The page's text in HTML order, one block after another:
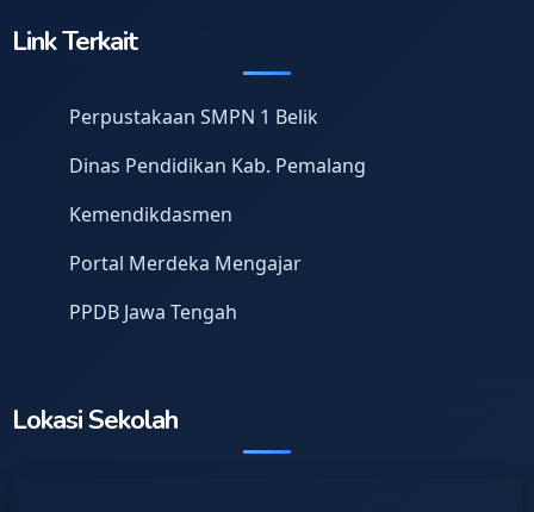
Link Terkait
Perpustakaan SMPN 1 Belik
Dinas Pendidikan Kab. Pemalang
Kemendikdasmen
Portal Merdeka Mengajar
PPDB Jawa Tengah
Lokasi Sekolah